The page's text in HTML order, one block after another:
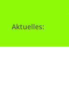
Aktuelles: